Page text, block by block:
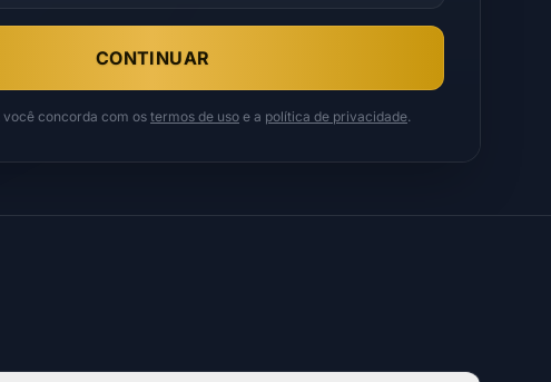
CONTINUAR
concorda com os termos de uso e a política de privacidade.